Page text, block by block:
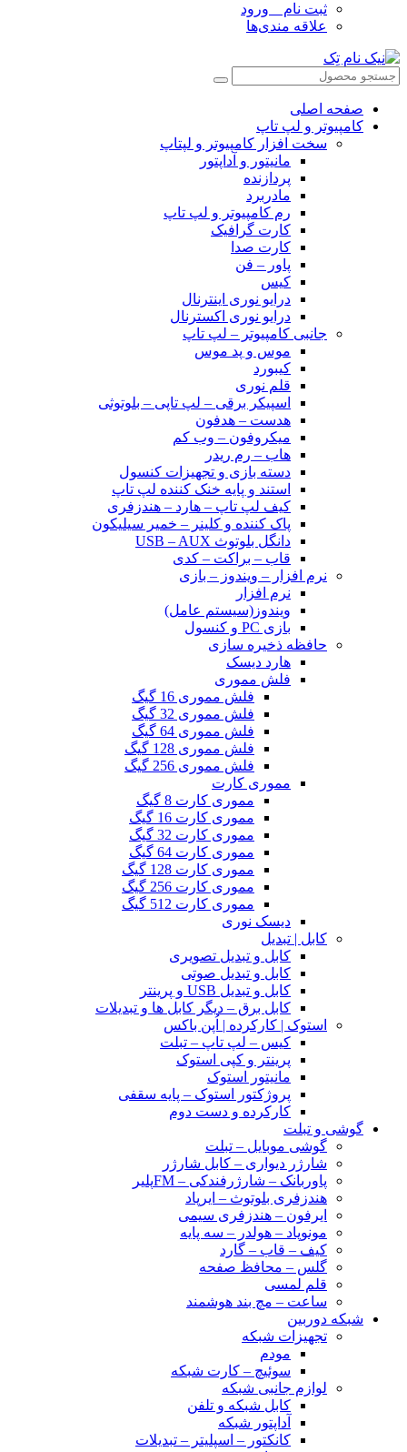
ثبت نام _ ورود
علاقه مندی‌ها
صفحه اصلی
کامپیوتر و‌‌‌‌‌ لپ تاپ
سخت افزار کامپیوتر و لپتاپ
مانیتور و آداپتور
پردازنده
مادربرد
رم کامپیوتر و لپ تاپ
کارت گرافیک
کارت صدا
پاور – فن
کیس
درایو نوری اینترنال
درایو نوری اکسترنال
جانبی کامپیوتر – لپ تاپ
موس و پد موس
کیبورد
قلم نوری
اسپیکر برقی – لپ تاپی – بلوتوثی
هدست – هدفون
میکروفون – وب کم
هاب – رم ریدر
دسته بازی و تجهیزات کنسول
استند و پایه خنک کننده لپ تاپ
کیف لپ تاپ – هارد – هندزفری
پاک کننده و کلینر – خمیر سیلیکون
دانگل بلوتوث USB – AUX
قاب – براکت – کدی
نرم افزار – ویندوز – بازی
نرم افزار
ویندوز(سیستم عامل)
بازی PC و کنسول
حافظه ذخیره سازی
هارد دیسک
فلش مموری
فلش مموری 16 گیگ
فلش مموری 32 گیگ
فلش مموری 64 گیگ
فلش مموری 128 گیگ
فلش مموری 256 گیگ
مموری کارت
مموری کارت 8 گیگ
مموری کارت 16 گیگ
مموری کارت 32 گیگ
مموری کارت 64 گیگ
مموری کارت 128 گیگ
مموری کارت 256 گیگ
مموری کارت 512 گیگ
دیسک نوری
کابل | تبدیل
کابل و تبدیل تصویری
کابل و تبدیل صوتی
کابل و تبدیل USB و پرینتر
کابل برق – دیگر کابل ها و تبدیلات
استوک | کارکرده | اُپن باکس
کیس – لپ تاپ – تبلت
پرینتر و کپی استوک
مانیتور استوک
پروژکتور استوک – پایه سقفی
کارکرده و دست دوم
گوشی و تبلت
گوشی موبایل – تبلت
شارژر دیواری – کابل شارژر
پاوربانک – شارژرفندکی – FMپلیر
هندزفری بلوتوث – ایرپاد
ایرفون – هندزفری سیمی
مونوپاد – هولدر – سه پایه
کیف – قاب – گارد
گلس – محافظ صفحه
قلم لمسی
ساعت – مچ بند هوشمند
شبکه دوربین
تجهیزات شبکه
مودم
سوئیچ – کارت شبکه
لوازم جانبی شبکه
کابل شبکه و تلفن
آداپتور شبکه
کانکتور – اسپلیتر – تبدیلات